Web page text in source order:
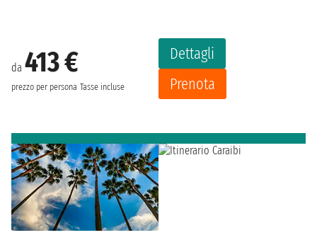
da 413 €
prezzo per persona Tasse incluse
Dettagli
Prenota